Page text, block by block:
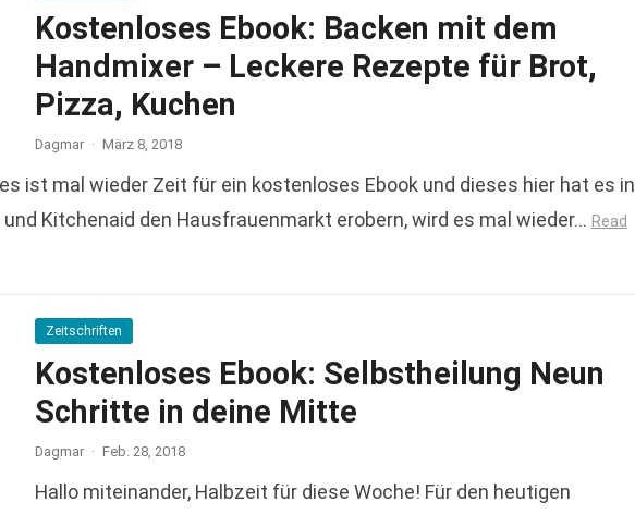
Kostenloses Ebook: Backen mit dem
Handmixer – Leckere Rezepte für Brot,
Pizza, Kuchen
Dagmar · März 8, 2018
ist mal wieder Zeit für ein kostenloses Ebook und dieses hier hat es in
Kitchenaid den Hausfrauenmarkt erobern, wird es mal wieder… Read
Zeitschriften
Kostenloses Ebook: Selbstheilung Neun
Schritte in deine Mitte
Dagmar · Feb. 28, 2018
Hallo miteinander, Halbzeit für diese Woche! Für den heutigen